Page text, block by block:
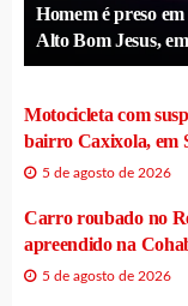
Homem é preso
Alto Bom Jesus,
Motocicleta com
bairro Caxixola, em
5 de agosto de 2026
Carro roubado no
apreendido na
5 de agosto de 2026